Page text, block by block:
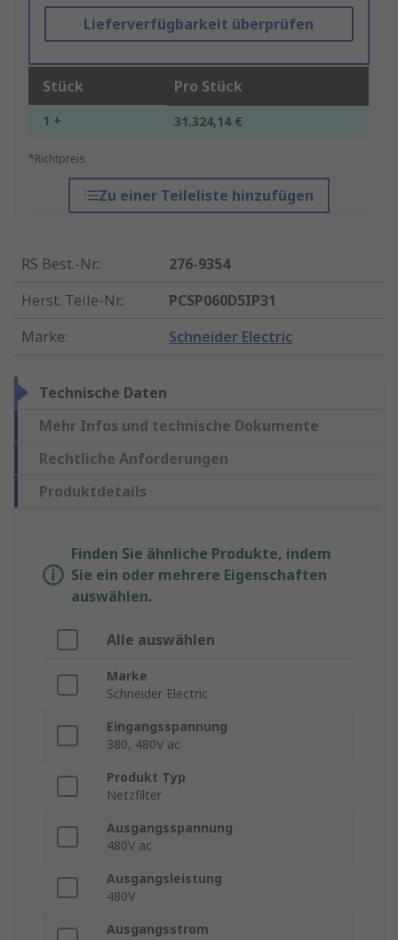
Lieferverfügbarkeit überprüfen
Stück Pro Stück
1 + 31.324,14 €
*Richtpreis
Zu einer Teileliste hinzufügen
RS Best.-Nr.:
276-9354
Herst. Teile-Nr.:
PCSP060D5IP31
Marke: Schneider Electric
Technische Daten
Mehr Infos und technische Dokumente
Rechtliche Anforderungen
Produktdetails
Finden Sie ähnliche Produkte, indem
Sie ein oder mehrere Eigenschaften
auswählen.
Alle auswählen
Marke
Schneider Electric
Eingangsspannung
380, 480V ac
Produkt Typ
Netzfilter
Ausgangsspannung
480V ac
Ausgangsleistung
480V
Ausgangsstrom